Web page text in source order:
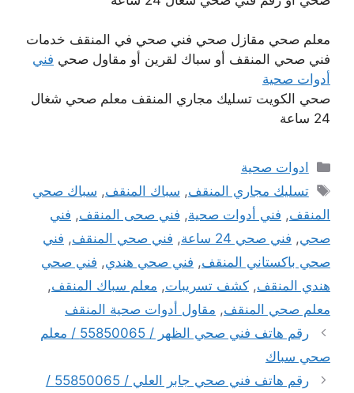
معلم صحي مقازل صحي فني صحي في المنقف خدمات
فني صحي المنقف أو سباك لقرين أو مقاول صحي فني
أدوات صحية
صحي الكويت تسليك مجاري المنقف معلم صحي شغال
24 ساعة
التصنيفات
ادوات صحية
الوسوم
تسليك مجاري المنقف, سباك المنقف, سباك صحي
المنقف, فني أدوات صحية, فني صحى المنقف, فني
صحي, فني صحي 24 ساعة , فني صحي المنقف, فني
صحي باكستاني المنقف, فني صحي هندي, فني صحي
هندي المنقف, كشف تسريبات, معلم سباك المنقف,
معلم صحي المنقف, مقاول أدوات صحية المنقف
رقم هاتف فني صحي الظهر / 55850065 / معلم
صحي سباك
رقم هاتف فني صحي جابر العلي / 55850065 /